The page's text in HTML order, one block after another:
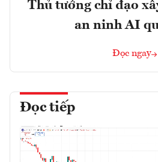
Thủ tướng chỉ đạo
an ninh AI
Đọc ngay
Đọc tiếp